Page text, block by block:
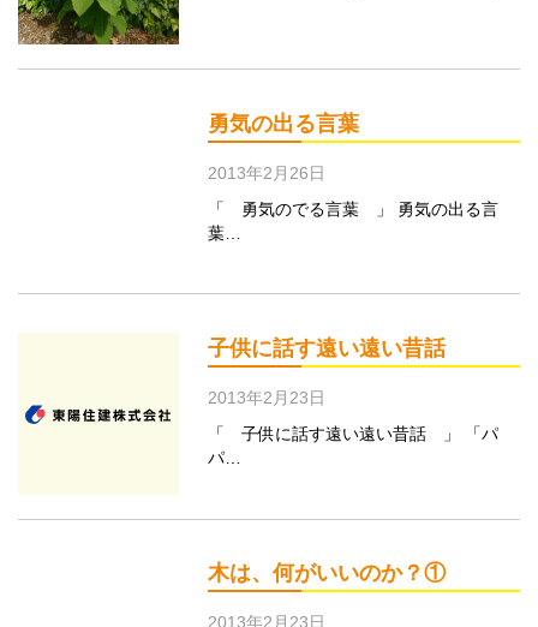
勇気の出る言葉
2013年2月26日
「 勇気のでる言葉 」 勇気の出る言
葉…
子供に話す遠い遠い昔話
2013年2月23日
「 子供に話す遠い遠い昔話 」 「パ
パ…
木は、何がいいのか？①
2013年2月23日